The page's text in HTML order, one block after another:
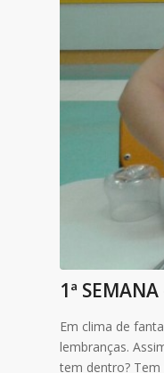
1ª
Em clima de
lembranças.
tem dentro? Tem